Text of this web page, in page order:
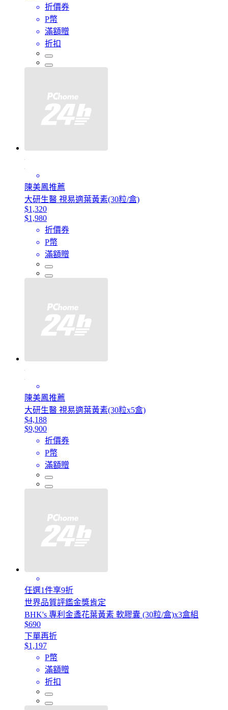
折價券
P幣
滿額贈
折扣
陳美鳳推薦
大研生醫 視易適葉黃素(30粒/盒)
$1,320
$1,980
折價券
P幣
滿額贈
陳美鳳推薦
大研生醫 視易適葉黃素(30粒x5盒)
$4,188
$9,900
折價券
P幣
滿額贈
任選1件享9折
世界品質評鑑金獎肯定
BHK's 專利金盞花葉黃素 軟膠囊 (30粒/盒)x3盒組
$690
下單再折
$1,197
P幣
滿額贈
折扣